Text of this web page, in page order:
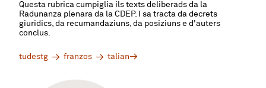
Questa rubrica cumpiglia ils texts deliberads da la
Radunanza plenara da la CDEP. I sa tracta da decrets
giuridics, da recumandaziuns, da posiziuns e d'auters
conclus.
tudestg franzos talian